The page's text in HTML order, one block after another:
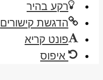
רקע בהיר
הדגשת קישורים
פונט קריא
איפוס